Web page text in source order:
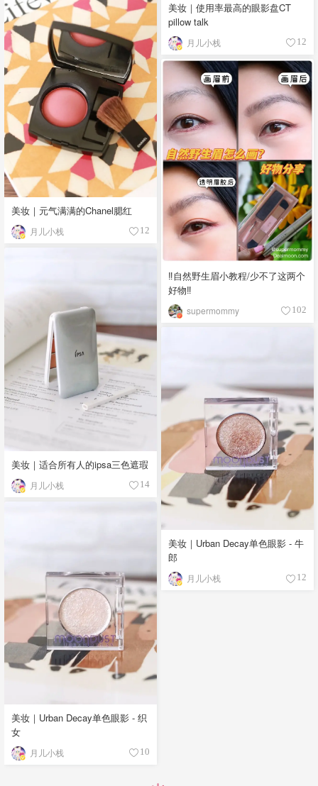
美妆｜使用率最高的眼影盘CT
pillow talk
月儿小栈 12
美妆｜元气满满的Chanel腮红
月儿小栈 12
‼️自然野生眉小教程/少不了这两个
好物‼️
supermommy 102
美妆｜适合所有人的ipsa三色遮瑕
月儿小栈 14
美妆｜Urban Decay单色眼影 - 牛
郎
月儿小栈 12
美妆｜Urban Decay单色眼影 - 织
女
月儿小栈 10